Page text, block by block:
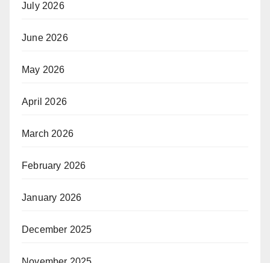
July 2026
June 2026
May 2026
April 2026
March 2026
February 2026
January 2026
December 2025